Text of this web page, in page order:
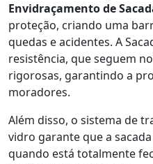
Envidraçamento de
proteção, criando uma
quedas e acidentes. A
resistência, que seguem
rigorosas, garantindo a
moradores.
Além disso, o sistema de
vidro garante que a
quando está totalmente